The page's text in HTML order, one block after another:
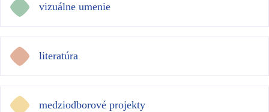
vizuálne umenie
literatúra
medziodborové projekty